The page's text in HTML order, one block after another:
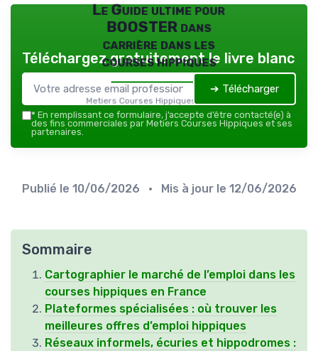
Le Guide ultime pour
BOOSTER dans
carrière dans les
courses hippiques
Metiers Courses Hippiques — 2026
Téléchargez gratuitement le livre blanc
➔ Télécharger
* En remplissant ce formulaire, j’accepte d’être contacté(e) à
des fins commerciales par Metiers Courses Hippiques et ses
partenaires.
Publié le 10/06/2026 • Mis à jour le 12/06/2026
Sommaire
Cartographier le marché de l’emploi dans les
courses hippiques en France
Plateformes spécialisées : où trouver les
meilleures offres d’emploi hippiques
Réseaux informels, écuries et hippodromes :